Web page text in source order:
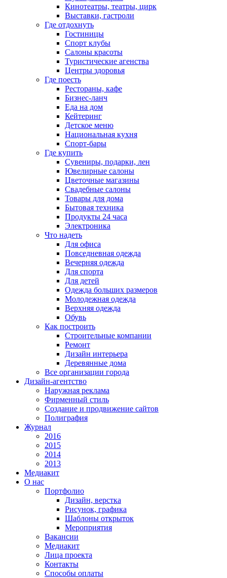
Кинотеатры, театры, цирк
Выставки, гастроли
Где отдохнуть
Гостиницы
Спорт клубы
Салоны красоты
Туристические агенства
Центры здоровья
Где поесть
Рестораны, кафе
Бизнес-ланч
Еда на дом
Кейтеринг
Детское меню
Национальная кухня
Спорт-бары
Где купить
Сувениры, подарки, лен
Ювелирные салоны
Цветочные магазины
Свадебные салоны
Товары для дома
Бытовая техника
Продукты 24 часа
Электроника
Что надеть
Для офиса
Повседневная одежда
Вечерняя одежда
Для спорта
Для детей
Одежда больших размеров
Молодежная одежда
Верхняя одежда
Обувь
Как построить
Строительные компании
Ремонт
Дизайн интерьера
Деревянные дома
Все организации города
Дизайн-агентство
Наружная реклама
Фирменный стиль
Создание и продвижение сайтов
Полиграфия
Журнал
2016
2015
2014
2013
Медиакит
О нас
Портфолио
Дизайн, верстка
Рисунок, графика
Шаблоны открыток
Мероприятия
Вакансии
Медиакит
Лица проекта
Контакты
Способы оплаты